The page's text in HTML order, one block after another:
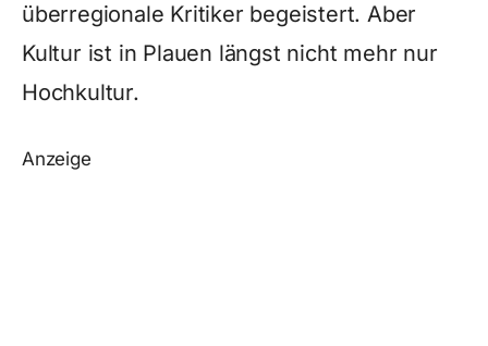
überregionale Kritiker begeistert. Aber
Kultur ist in Plauen längst nicht mehr nur
Hochkultur.
Anzeige